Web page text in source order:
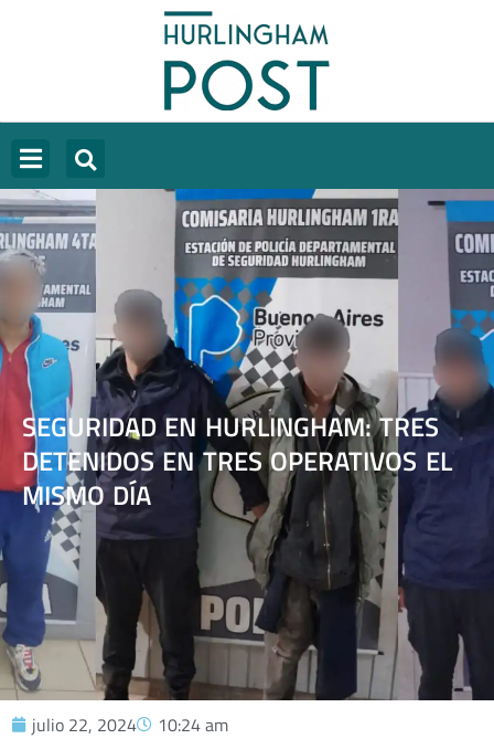
SEGURIDAD EN HURLINGHAM: TRES
DETENIDOS EN TRES OPERATIVOS EL
MISMO DÍA
julio 22, 2024 10:24 am